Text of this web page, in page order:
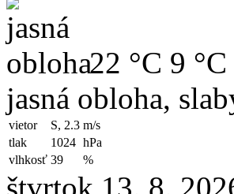
22 °C 9 °C
jasná obloha,
vietor S, 2.3 m/s
tlak
1024 hPa
vlhkosť 39 %
štvrtok 13. 8.